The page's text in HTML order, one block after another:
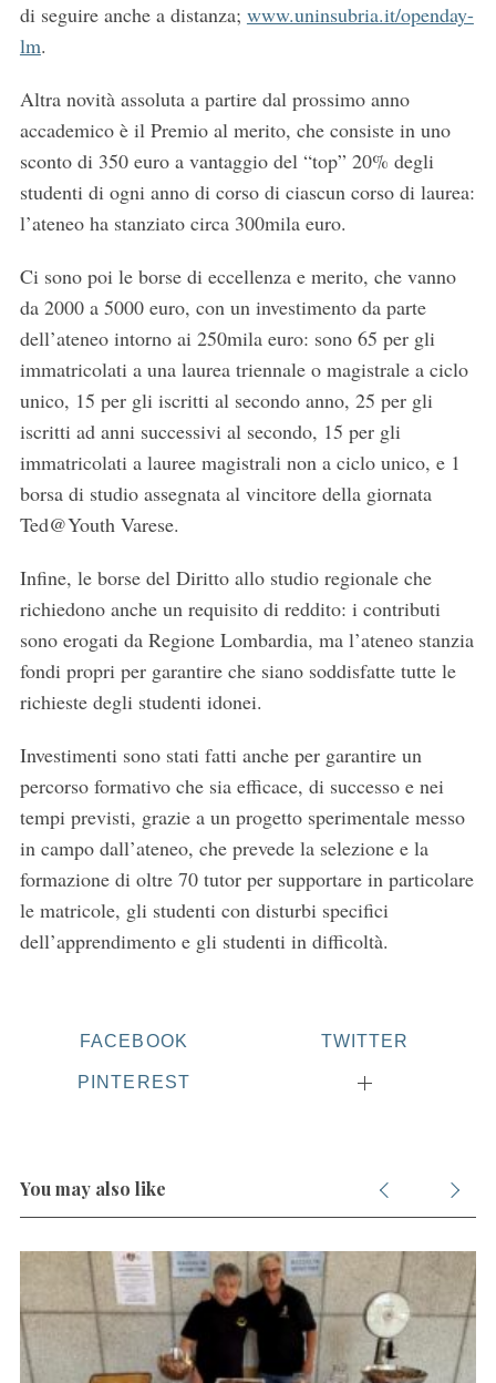
di seguire anche a distanza; www.uninsubria.it/openday-
lm.
Altra novità assoluta a partire dal prossimo anno
accademico è il Premio al merito, che consiste in uno
sconto di 350 euro a vantaggio del “top” 20% degli
studenti di ogni anno di corso di ciascun corso di laurea:
l’ateneo ha stanziato circa 300mila euro.
Ci sono poi le borse di eccellenza e merito, che vanno
da 2000 a 5000 euro, con un investimento da parte
dell’ateneo intorno ai 250mila euro: sono 65 per gli
immatricolati a una laurea triennale o magistrale a ciclo
unico, 15 per gli iscritti al secondo anno, 25 per gli
iscritti ad anni successivi al secondo, 15 per gli
immatricolati a lauree magistrali non a ciclo unico, e 1
borsa di studio assegnata al vincitore della giornata
Ted@Youth Varese.
Infine, le borse del Diritto allo studio regionale che
richiedono anche un requisito di reddito: i contributi
sono erogati da Regione Lombardia, ma l’ateneo stanzia
fondi propri per garantire che siano soddisfatte tutte le
richieste degli studenti idonei.
Investimenti sono stati fatti anche per garantire un
percorso formativo che sia efficace, di successo e nei
tempi previsti, grazie a un progetto sperimentale messo
in campo dall’ateneo, che prevede la selezione e la
formazione di oltre 70 tutor per supportare in particolare
le matricole, gli studenti con disturbi specifici
dell’apprendimento e gli studenti in difficoltà.
FACEBOOK TWITTER
PINTEREST
You may also like
S
a
f
o
: